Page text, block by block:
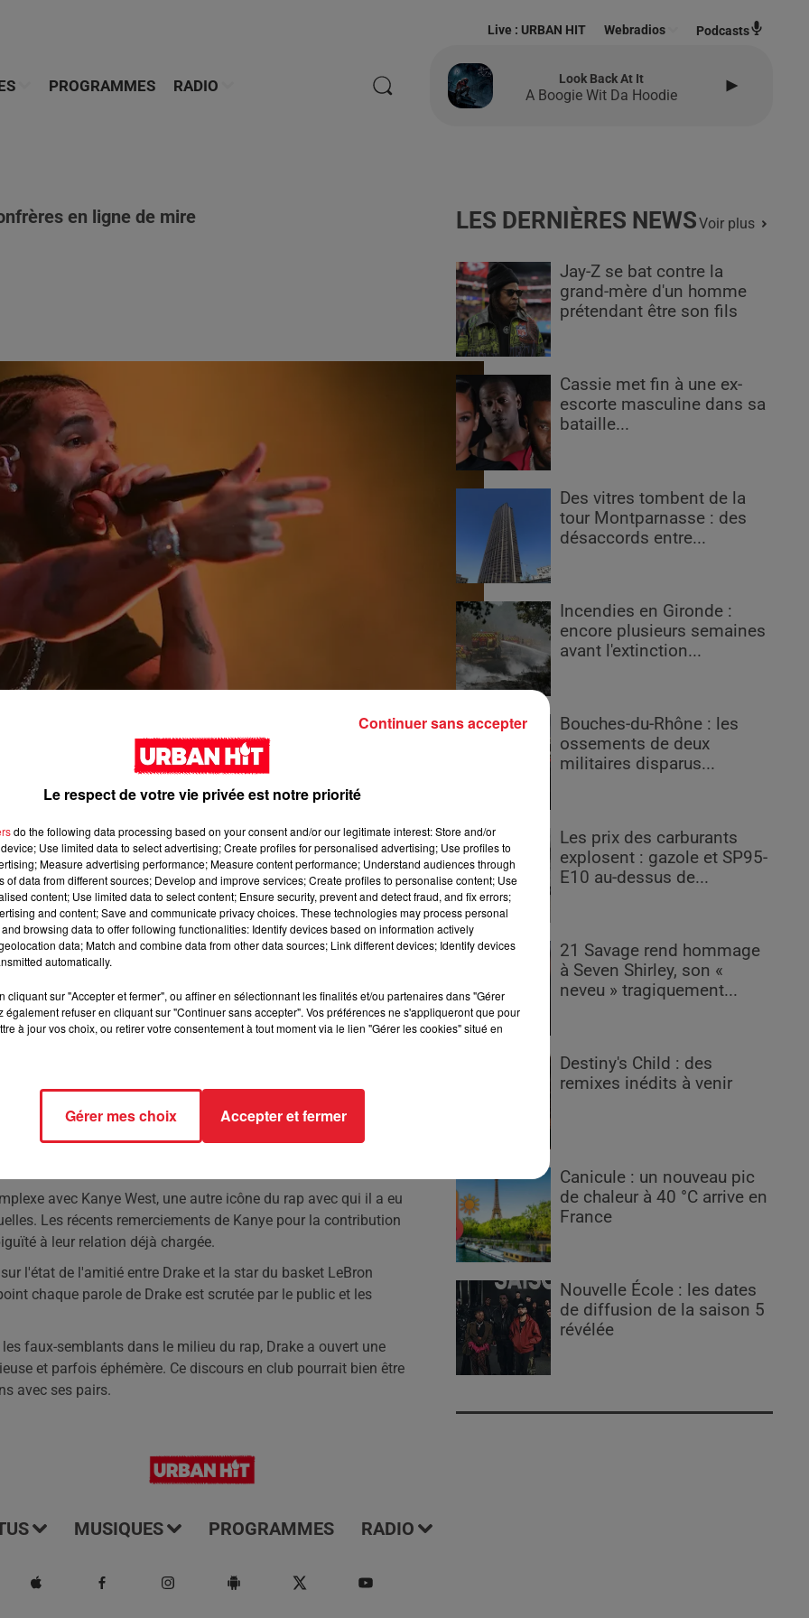
PROGRAMMES RADIO
Live : URBAN HIT Webradios Podcasts
Look Back At It
A Boogie Wit Da Hoodie
en ligne de mire
sur la trahison et la solitude dans l'industrie du
et Kendrick Lamar.
la scène d'un club de Toronto pour un discours très
public des réflexions sur la trahison et la solitude qu'il ressent
confrères rappeurs.
a parlé de 'vrais amis' et de ceux qui, selon lui, pourraient 'te
à ses relations tendues avec des artistes comme Future,
semble s'effriter, et Kendrick Lamar, un rival de longue date.
du rap. La collaboration passée avec Future, par exemple,
et Drake, malgré des morceaux communs, semblent s'éloigner,
légendaires dans l'industrie.
la solitude qui peut accompagner le succès. 'Parfois,
côté obscur de la célébrité.
avec Kanye West, une autre icône du rap avec qui il a eu
Les récents remerciements de Kanye pour la contribution
à leur relation déjà chargée.
l'état de l'amitié entre Drake et la star du basket LeBron
chaque parole de Drake est scrutée par le public et les
faux-semblants dans le milieu du rap, Drake a ouvert une
et parfois éphémère. Ce discours en club pourrait bien être
avec ses pairs.
LES DERNIÈRES NEWSVoir plus
Jay-Z se bat contre la
grand-mère d'un homme
prétendant être son fils
Cassie met fin à une ex-
escorte masculine dans sa
bataille...
Des vitres tombent de la
tour Montparnasse : des
désaccords entre...
Incendies en Gironde :
encore plusieurs semaines
avant l'extinction...
Bouches-du-Rhône : les
ossements de deux
militaires disparus...
Les prix des carburants
explosent : gazole et SP95-
E10 au-dessus de...
21 Savage rend hommage
à Seven Shirley, son «
neveu » tragiquement...
Destiny's Child : des
remixes inédits à venir
Canicule : un nouveau pic
de chaleur à 40 °C arrive en
France
Nouvelle École : les dates
de diffusion de la saison 5
révélée
MUSIQUES PROGRAMMES RADIO
Le respect de votre vie privée est notre priorité
do the following data processing based on your consent and/or our legitimate interest: Store and/or
Use limited data to select advertising; Create profiles for personalised advertising; Use profiles to
Measure advertising performance; Measure content performance; Understand audiences through
of data from different sources; Develop and improve services; Create profiles to personalise content; Use
content; Use limited data to select content; Ensure security, prevent and detect fraud, and fix errors;
and content; Save and communicate privacy choices. These technologies may process personal
browsing data to offer following functionalities: Identify devices based on information actively
data; Match and combine data from other data sources; Link different devices; Identify devices
automatically.
cliquant sur "Accepter et fermer", ou affiner en sélectionnant les finalités et/ou partenaires dans "Gérer
également refuser en cliquant sur "Continuer sans accepter". Vos préférences ne s'appliqueront que pour
à jour vos choix, ou retirer votre consentement à tout moment via le lien "Gérer les cookies" situé en
Gérer mes choix Accepter et fermer
Continuer sans accepter